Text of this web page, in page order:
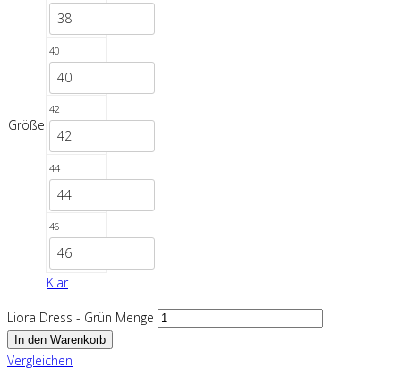
Größe
38
40
40
42
42
44
44
46
46
Klar
Liora Dress - Grün Menge
In den Warenkorb
Vergleichen